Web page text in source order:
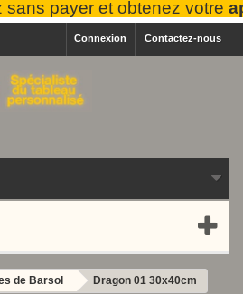
payer et obtenez votre
Contactez-nous
Connexion
de Barsol Dragon 01 30x40cm